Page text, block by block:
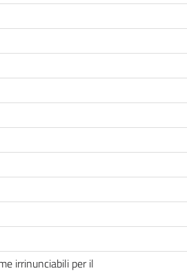
irrinunciabili per il